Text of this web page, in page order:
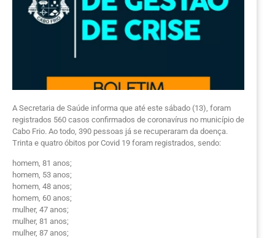
A Secretaria de Saúde informa que até este sábado (13), foram
registrados 560 casos confirmados de coronavírus no município de
Cabo Frio. Ao todo, 390 pessoas já se recuperaram da doença.
Trinta e quatro óbitos por Covid 19 foram registrados, sendo:
homem, 81 anos;
homem, 53 anos;
homem, 48 anos;
homem, 60 anos;
mulher, 47 anos;
mulher, 81 anos;
mulher, 87 anos;